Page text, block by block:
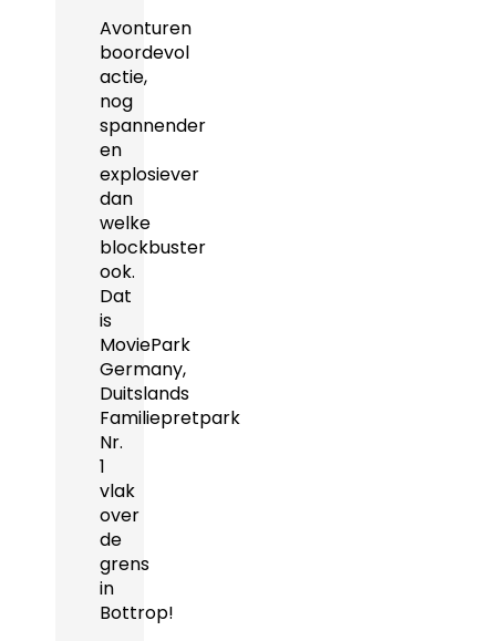
Avonturen
boordevol
actie,
nog
spannender
en
explosiever
dan
welke
blockbuster
ook.
Dat
is
MoviePark
Germany,
Duitslands
Familiepretpark
Nr.
1
vlak
over
de
grens
in
Bottrop!